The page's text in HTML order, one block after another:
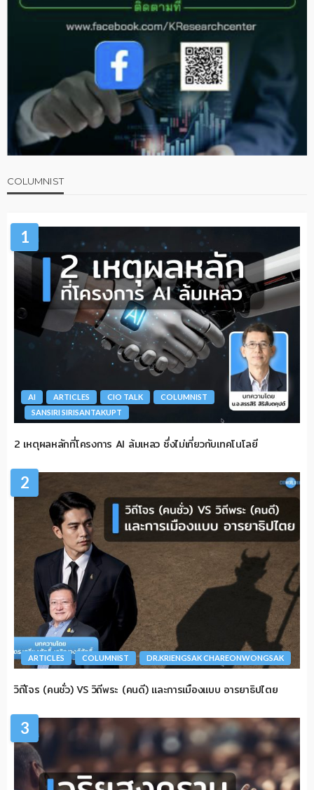
COLUMNIST
1
AI ARTICLES CIO TALK
COLUMNIST
SANSIRI SIRISANTAKUPT
2 เหตุผลหลักที่โครงการ AI ล้มเหลว ซึ่งไม่เกี่ยวกับเทคโนโลยี
2
ARTICLES COLUMNIST DR.KRIENGSAK CHAREONWONGSAK
วิถีโจร (คนชั่ว) VS วิถีพระ (คนดี) และการเมืองแบบ อารยาธิปไตย
3